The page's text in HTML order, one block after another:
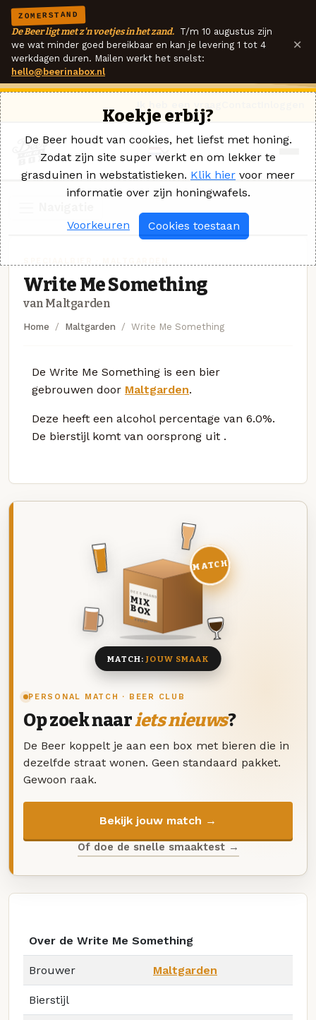
ZOMERSTAND
De Beer ligt met z'n voetjes in het zand. T/m 10 augustus zijn
we wat minder goed bereikbaar en kan je levering 1 tot 4
werkdagen duren. Mailen werkt het snelst:
hello@beerinabox.nl
×
Write Me Something
van Maltgarden
Home Maltgarden Write Me Something
De Write Me Something is een bier
gebrouwen door Maltgarden.
Deze heeft een alcohol percentage van 6.0%.
De bierstijl komt van oorsprong uit .
PERSONAL MATCH · BEER CLUB
Op zoek naariets nieuws?
De Beer koppelt je aan een box met bieren die in
dezelfde straat wonen. Geen standaard pakket.
Gewoon raak.
Bekijk jouw match →
Of doe de snelle smaaktest →
DEZE MAAND
MIX
BOX
8 BIEREN
MATCH
MATCH:JOUW SMAAK
Over de Write Me Something
Brouwer Maltgarden
Bierstijl
Koekje erbij?
De Beer houdt van cookies, het liefst met honing.
Zodat zijn site super werkt en om lekker te
grasduinen in webstatistieken. Klik hier voor meer
informatie over zijn honingwafels.
Voorkeuren Cookies toestaan